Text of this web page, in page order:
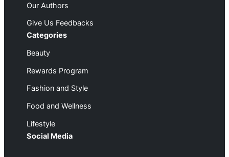
Our Authors
Give Us Feedbacks
Categories
Beauty
Rewards Program
Fashion and Style
Food and Wellness
Lifestyle
Social Media